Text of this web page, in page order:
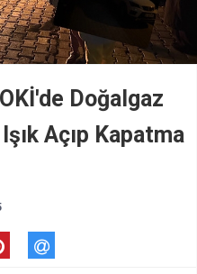
Doğalgaz
Açıp Kapatma